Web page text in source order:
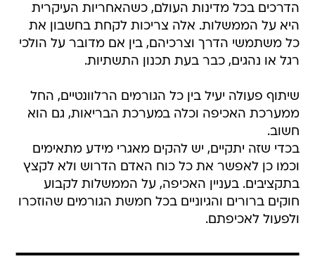
הדרכים בכל מדינות העולם, כשהאחריות העיקרית
היא על הממשלות. אלה צריכות לקחת בחשבון את
כל משתמשי הדרך וצרכיהם, בין אם מדובר על הולכי
רגל או נהגים, כבר בעת תכנון התשתיות.
שיתוף פעולה יעיל בין כל הגורמים הרלוונטיים, החל
ממערכת האכיפה וכלה במערכת הבריאות, גם הוא
חשוב.
בכדי שזה יתקיים, יש להקים מאגרי מידע מתאימים
וכמו כן לאפשר את כל כוח האדם הדרוש ולא לקצץ
בתקציבים. בעניין האכיפה, על הממשלות לקבוע
חוקים ברורים והגיוניים בכל חמשת הגורמים שהוזכרו
ולפעול לאכיפתם.